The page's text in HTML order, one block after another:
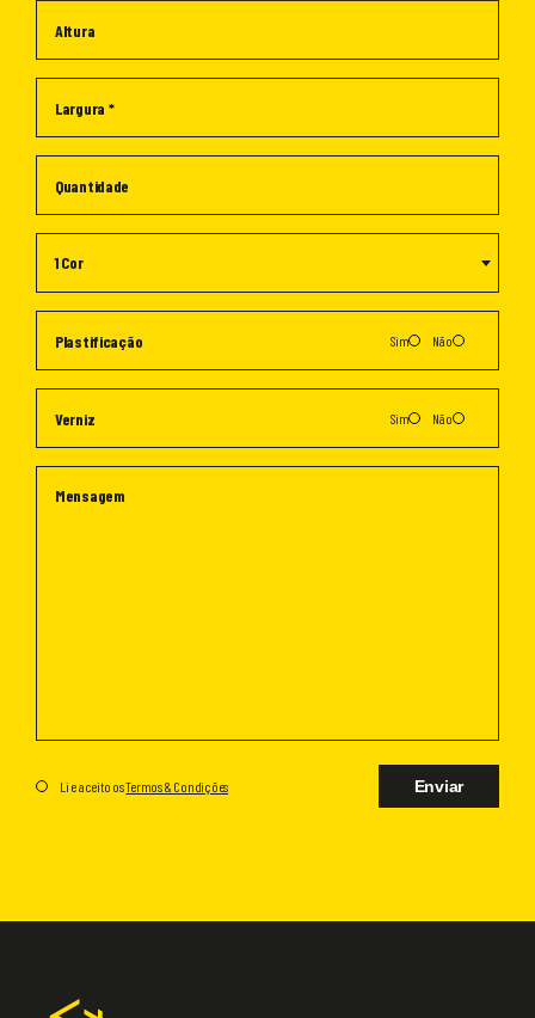
1 Cor
Sim Não
Sim Não
Li e aceito osTermos & Condições Enviar